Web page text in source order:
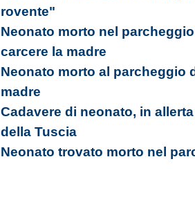
rovente"
Neonato morto nel
carcere la madre
Neonato morto al parcheggio
madre
Cadavere di neonato, in
della Tuscia
Neonato trovato morto nel